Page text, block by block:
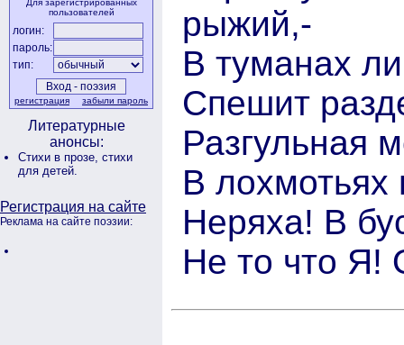
Для зарегистрированных
пользователей
логин:
пароль:
тип:
регистрация забыли пароль
Литературные
анонсы:
Стихи в прозе, стихи
для детей.
Регистрация на сайте
Реклама на сайте поэзии:
рыжий,-
В туманах
Спешит
Разгульная
В лохмотьях
Неряха! В
Не то что Я!